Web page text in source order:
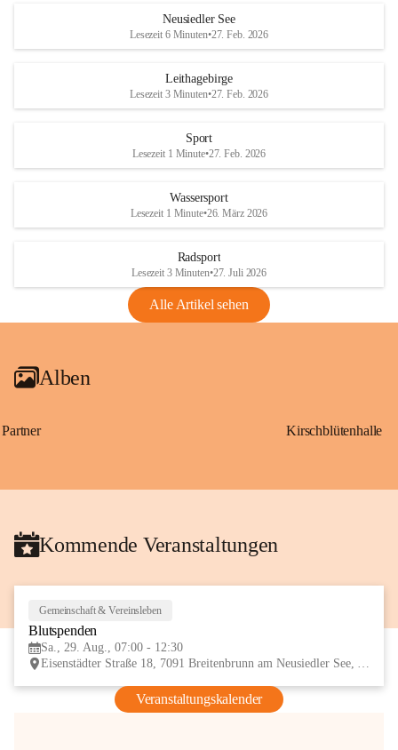
S
und den daraus folgenden wirtschaftlichen
Maßnahmen zur Bekämpfung
Rebe und der Amerikanischen
Anhang VBl. EU Nr. 18
1 Seite•1,4 MB
VBl. EU Nr. 18_2026
r
S
Neusiedler See
Lesezeit 6 Minuten•27. Feb. 2026
Leithagebirge
Lesezeit 3 Minuten•27. Feb. 2026
Sport
Lesezeit 1 Minute•27. Feb. 2026
Wassersport
Lesezeit 1 Minute•26. März 2026
Radsport
Lesezeit 3 Minuten•27. Juli 2026
Alle Artikel sehen
Alben
Partner Kirschblütenhalle
Kommende Veranstaltungen
Gemeinschaft & Vereinsleben
Blutspenden
Sa., 29. Aug., 07:00 - 12:30
Eisenstädter Straße 18, 7091 Breitenbrunn am Neusiedler See, AUT
Veranstaltungskalender